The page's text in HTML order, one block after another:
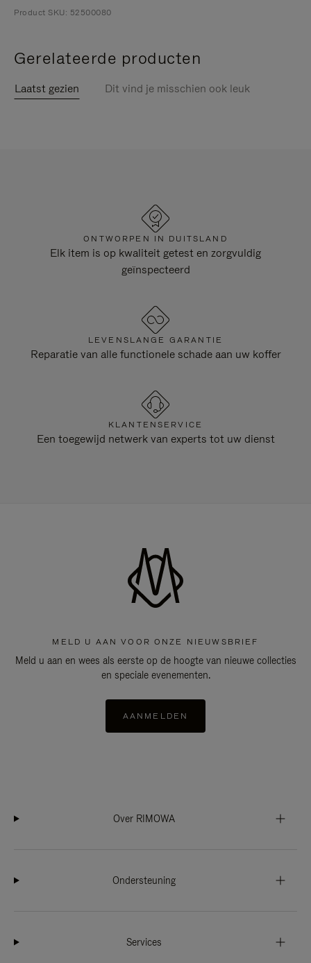
Product SKU: 52500080
Gerelateerde producten
Laatst gezien Dit vind je misschien ook leuk
ONTWORPEN IN DUITSLAND
Elk item is op kwaliteit getest en zorgvuldig
geïnspecteerd
LEVENSLANGE GARANTIE
Reparatie van alle functionele schade aan uw koffer
KLANTENSERVICE
Een toegewijd netwerk van experts tot uw dienst
MELD U AAN VOOR ONZE NIEUWSBRIEF
Meld u aan en wees als eerste op de hoogte van nieuwe collecties
en speciale evenementen.
AANMELDEN
Over RIMOWA
Ondersteuning
Services